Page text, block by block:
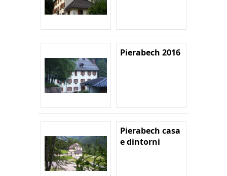
Pierabech 2016
Pierabech casa
e dintorni